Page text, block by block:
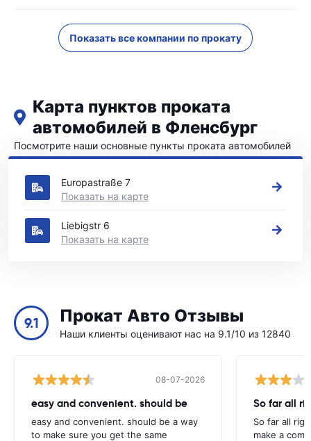
Показать все компании по прокату
Карта пунктов проката
автомобилей в Фленсбург
Посмотрите наши основные пункты проката автомобилей
в Фленсбург
Europastraße 7
Показать на карте
Liebigstr 6
Показать на карте
9.1 Прокат Авто Отзывы
Наши клиенты оценивают нас на 9.1/10 из 12840
08-07-2026
easy and convenient. should be
easy and convenient. should be a way
to make sure you get the same
So far all
So far all
make a